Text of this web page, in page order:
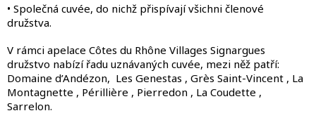
• Společná cuvée, do nichž přispívají všichni členové
družstva.
V rámci apelace Côtes du Rhône Villages Signargues
družstvo nabízí řadu uznávaných cuvée, mezi něž patří:
Domaine d’Andézon, Les Genestas , Grès Saint-Vincent , La
Montagnette , Périllière , Pierredon , La Coudette ,
Sarrelon.